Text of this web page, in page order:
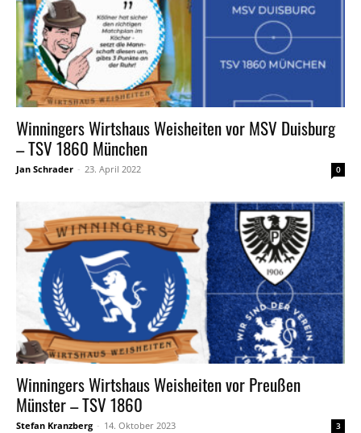
Winningers Wirtshaus Weisheiten vor MSV Duisburg
– TSV 1860 München
Jan Schrader - 23. April 2022 0
Winningers Wirtshaus Weisheiten vor Preußen
Münster – TSV 1860
Stefan Kranzberg - 14. Oktober 2023 3